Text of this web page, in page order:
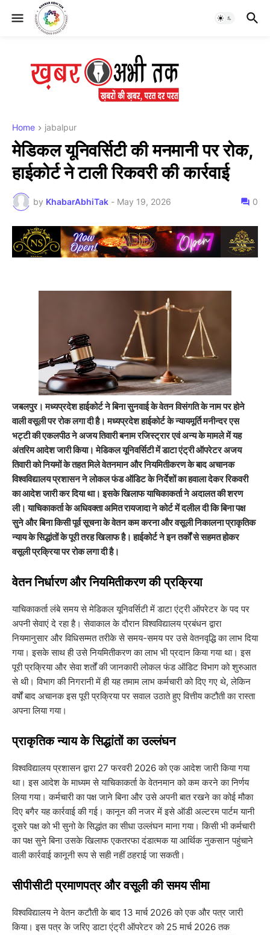
Home jabalpur
मेडिकल यूनिवर्सिटी की मनमानी पर रोक,
हाईकोर्ट ने टाली रिकवरी की कार्रवाई
by KhabarAbhiTak - May 19, 2026 0
जबलपुर। मध्यप्रदेश हाईकोर्ट ने बिना सुनवाई के वेतन विसंगति के नाम पर होने
वाली वसूली पर रोक लगा दी है। मध्यप्रदेश हाईकोर्ट के न्यायमूर्ति मनीन्दर एस
भट्टी की एकलपीठ ने अजय तिवारी बनाम रजिस्ट्रार एवं अन्य के मामले में यह
अंतरिम आदेश जारी किया। मेडिकल यूनिवर्सिटी में डाटा एंट्री ऑपरेटर अजय
तिवारी को नियमों के तहत मिले वेतनमान और नियमितीकरण के बाद अचानक
विश्वविद्यालय प्रशासन ने लोकल फंड ऑडिट के निर्देशों का हवाला देकर रिकवरी
का आदेश जारी कर दिया था। इसके खिलाफ याचिकाकर्ता ने अदालत की शरण
ली। याचिकाकर्ता के अधिवक्ता अमित रायजादा ने कोर्ट में दलील दी कि बिना पक्ष
सुने और बिना किसी पूर्व सूचना के वेतन कम करना और वसूली निकालना प्राकृतिक
न्याय के सिद्धांतों के पूरी तरह खिलाफ है। हाईकोर्ट ने इन तर्कों से सहमत होकर
वसूली प्रक्रिया पर रोक लगा दी है।
​वेतन निर्धारण और नियमितीकरण की प्रक्रिया
​याचिकाकर्ता लंबे समय से मेडिकल यूनिवर्सिटी में डाटा एंट्री ऑपरेटर के पद पर
अपनी सेवाएं दे रहा है। सेवाकाल के दौरान विश्वविद्यालय प्रबंधन द्वारा
नियमानुसार और विधिसम्मत तरीके से समय-समय पर उसे वेतनवृद्धि का लाभ दिया
गया। इसके साथ ही उसे नियमितीकरण का लाभ भी प्रदान किया गया था। इस
पूरी प्रक्रिया और सेवा शर्तों की जानकारी लोकल फंड ऑडिट विभाग को शुरुआत
से थी। विभाग की निगरानी में ही यह तमाम लाभ कर्मचारी को दिए गए थे, लेकिन
वर्षों बाद अचानक इस पूरी प्रक्रिया पर सवाल उठाते हुए वित्तीय कटौती का रास्ता
अपना लिया गया।
​प्राकृतिक न्याय के सिद्धांतों का उल्लंघन
​विश्वविद्यालय प्रशासन द्वारा 27 फरवरी 2026 को एक आदेश जारी किया गया
था। इस आदेश के माध्यम से याचिकाकर्ता के वेतनमान को कम करने का निर्णय
लिया गया। कर्मचारी का पक्ष जाने बिना और उसे अपनी बात रखने का कोई मौका
दिए बगैर यह कार्रवाई की गई। कानून की नजर में इसे ऑडी अल्टरम पार्टम यानी
दूसरे पक्ष को भी सुनो के सिद्धांत का सीधा उल्लंघन माना गया। किसी भी कर्मचारी
का पक्ष सुने बिना उसके खिलाफ एकतरफा दंडात्मक या आर्थिक नुकसान पहुंचाने
वाली कार्रवाई कानूनी रूप से सही नहीं ठहराई जा सकती।
​सीपीसीटी प्रमाणपत्र और वसूली की समय सीमा
​विश्वविद्यालय ने वेतन कटौती के बाद 13 मार्च 2026 को एक और पत्र जारी
किया। इस पत्र के जरिए डाटा एंट्री ऑपरेटर को 25 मार्च 2026 तक